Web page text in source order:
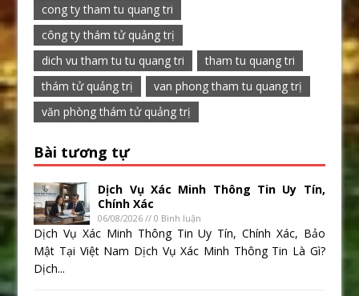
cong ty tham tu quang tri
công ty thám tử quảng trị
dich vu tham tu tu quang tri
tham tu quang tri
thám tử quảng trị
van phong tham tu quang trị
văn phòng thám tử quảng trị
Bài tương tự
Dịch Vụ Xác Minh Thông Tin Uy Tín,
Chính Xác
06/08/2026 // 0 Bình luận
Dịch Vụ Xác Minh Thông Tin Uy Tín, Chính Xác, Bảo
Mật Tại Việt Nam Dịch Vụ Xác Minh Thông Tin Là Gì?
Dịch...